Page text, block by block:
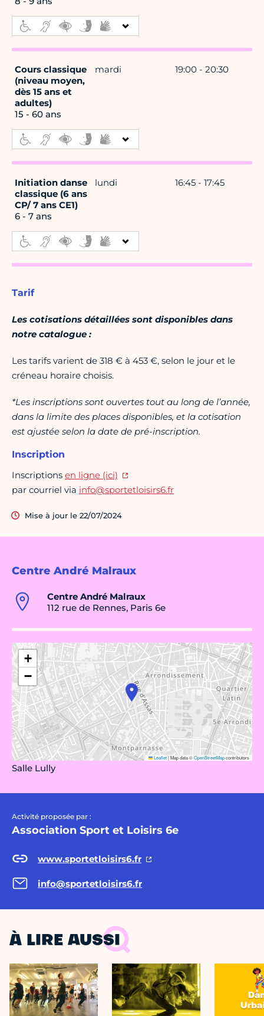
Centre André Malraux
Centre André Malraux
112 rue de Rennes, Paris 6e
+
−
Leaflet|Map data ©OpenStreetMapcontributors
Salle Lully
Activité proposée par :
Association Sport et Loisirs 6e
www.sportetloisirs6.fr
info@sportetloisirs6.fr
Cours classique
(niveau moyen,
dès 15 ans et
adultes)
15 - 60 ans
mardi 19:00 - 20:30
Initiation danse
classique (6 ans
CP/ 7 ans CE1)
6 - 7 ans
lundi 16:45 - 17:45
Tarif
Les cotisations détaillées sont disponibles dans
notre catalogue :
Les tarifs varient de 318 € à 453 €, selon le jour et le
créneau horaire choisis.
*Les inscriptions sont ouvertes tout au long de l’année,
dans la limite des places disponibles, et la cotisation
est ajustée selon la date de pré-inscription.
Inscription
Inscriptions en ligne (ici)
par courriel via info@sportetloisirs6.fr
Mise à jour le 22/07/2024
À LIRE AUSSI